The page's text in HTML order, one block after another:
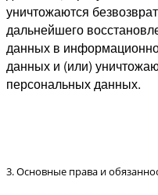
уничтожаются
дальнейшего
данных в
данных и (или)
персональных данных.
3. Основные права и